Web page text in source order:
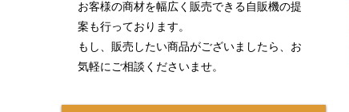
お客様の商材を幅広く販売できる自販機の提
案も行っております。
もし、販売したい商品がございましたら、お
気軽にご相談くださいませ。